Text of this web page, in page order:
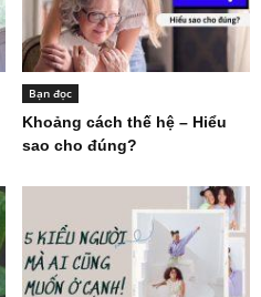
Bạn đọc
Khoảng cách thế hệ – Hiểu
sao cho đúng?